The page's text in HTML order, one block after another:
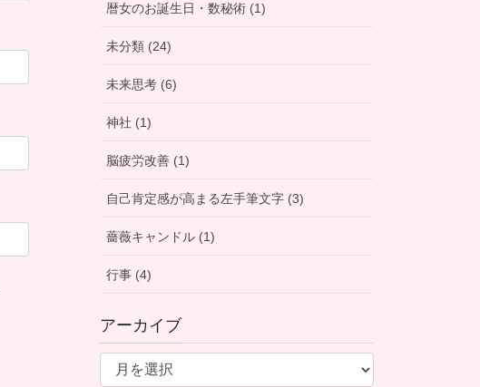
暦女のお誕生日・数秘術 (1)
未分類 (24)
未来思考 (6)
神社 (1)
脳疲労改善 (1)
自己肯定感が高まる左手筆文字 (3)
薔薇キャンドル (1)
行事 (4)
アーカイブ
ア